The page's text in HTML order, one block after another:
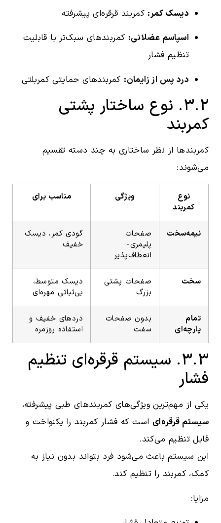
دیسک کمر: کمربند قرقره‌ای پیشرفته
اسپاسم عضلانی: کمربندهای سبک‌تر با قابلیت
تنظیم فشار
درد پس از زایمان: کمربندهای حمایتی کمربلتی
۳.۲. نوع ساختار پشتی
کمربند
کمربندها از نظر ساختاری به چند دسته تقسیم
می‌شوند:
نوع
کمربند
ویژگی مناسب برای
نیمه‌سخت
صفحات
پلیمری-
انعطاف‌پذیر
گودی کمر، دیسک
خفیف
سخت
صفحات پشتی
بزرگ
دیسک متوسط،
بی‌ثباتی مهره‌ای
تمام
پارچه‌ای
بدون صفحات
سفت
دردهای خفیف و
استفاده روزمره
۳.۳. سیستم قرقره‌ای تنظیم
فشار
یکی از مهم‌ترین ویژگی‌های کمربندهای طبی پیشرفته،
سیستم قرقره‌ای است که فشار کمربند را یکنواخت و
قابل تنظیم می‌کند.
این سیستم باعث می‌شود فرد بتواند بدون نیاز به
کمک، کمربند را تنظیم کند.
مزایا: